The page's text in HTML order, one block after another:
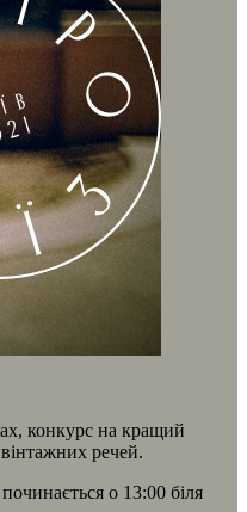
конкурс на кращий
речей.
о 13:00 біля